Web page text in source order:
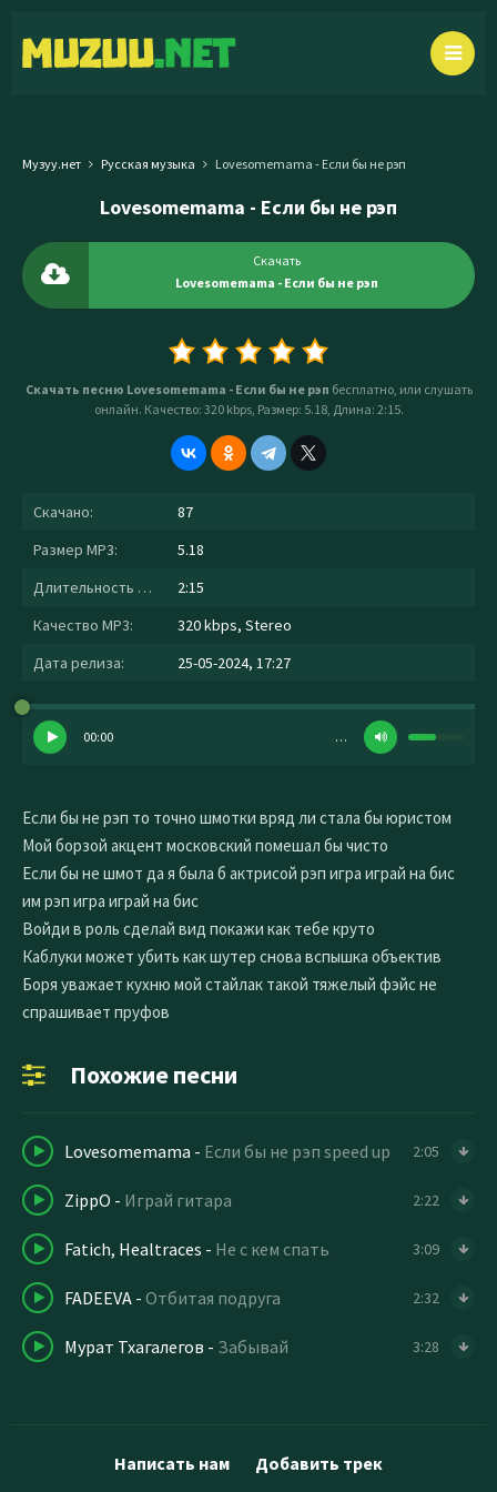
Музуу.нет Русская музыка Lovesomemama - Если бы не рэп
Lovesomemama - Если бы не рэп
Скачать
Lovesomemama - Если бы не рэп
Скачать песню Lovesomemama - Если бы не рэп бесплатно, или слушать
онлайн. Качество: 320 kbps, Размер: 5.18, Длина: 2:15.
Скачано:
87
Размер MP3:
5.18
Длительность MP3:
2:15
Качество MP3:
320 kbps, Stereo
Дата релиза:
25-05-2024, 17:27
00:00 …
Если бы не рэп то точно шмотки вряд ли стала бы юристом
Мой борзой акцент московский помешал бы чисто
Если бы не шмот да я была б актрисой рэп игра играй на бис
им рэп игра играй на бис
Войди в роль сделай вид покажи как тебе круто
Каблуки может убить как шутер снова вспышка объектив
Боря уважает кухню мой стайлак такой тяжелый фэйс не
спрашивает пруфов
Похожие песни
Lovesomemama - Если бы не рэп speed up 2:05
ZippO - Играй гитара 2:22
Fatich, Healtraces - Не с кем спать 3:09
FADEEVA - Отбитая подруга 2:32
Мурат Тхагалегов - Забывай 3:28
Написать нам Добавить трек